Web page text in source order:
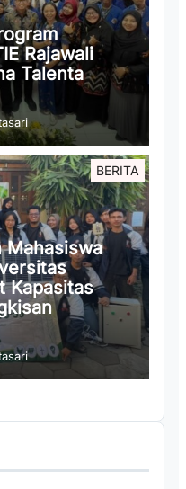
Rajawali
Talenta
BERITA
Kapasitas